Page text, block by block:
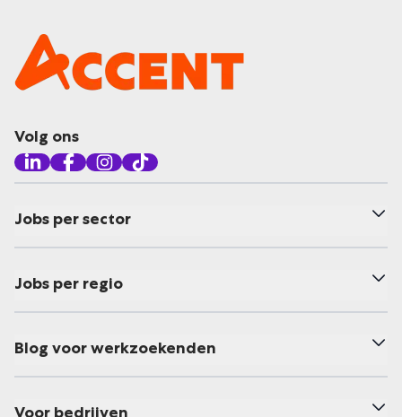
Volg ons
Jobs per sector
Jobs per regio
Blog voor werkzoekenden
Voor bedrijven